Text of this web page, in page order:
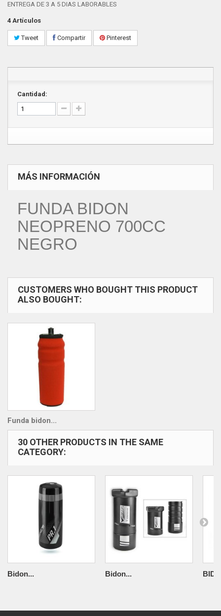
ENTREGA DE 3 A 5 DIAS LABORABLES
4 Artículos
Tweet Compartir Pinterest
Cantidad:
MÁS INFORMACIÓN
FUNDA BIDON
NEOPRENO 700CC
NEGRO
CUSTOMERS WHO BOUGHT THIS PRODUCT
ALSO BOUGHT:
Funda bidon...
30 OTHER PRODUCTS IN THE SAME
CATEGORY:
Bidon... Bidon...